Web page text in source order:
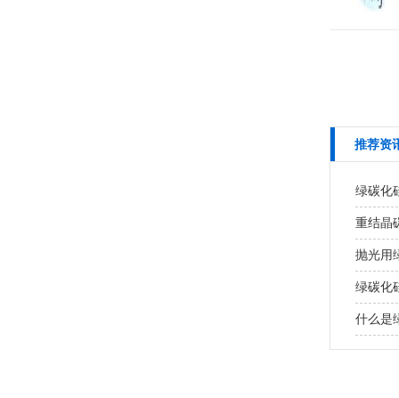
推荐资
绿碳化
重结晶
抛光用
绿碳化
什么是